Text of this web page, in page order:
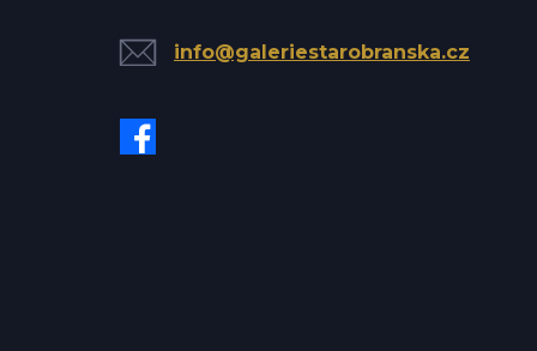
info@galeriestarobranska.cz